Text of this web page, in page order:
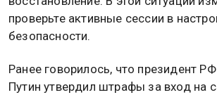
проверьте активные сессии в
безопасности.
Ранее говорилось, что президент
Путин утвердил штрафы за вход на